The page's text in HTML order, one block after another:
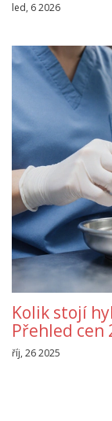
led, 6 2026
Kolik stojí
Přehled cen
říj, 26 2025